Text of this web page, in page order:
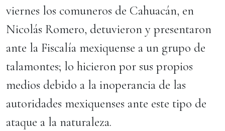
viernes los comuneros de Cahuacán, en
Nicolás Romero, detuvieron y presentaron
ante la Fiscalía mexiquense a un grupo de
talamontes; lo hicieron por sus propios
medios debido a la inoperancia de las
autoridades mexiquenses ante este tipo de
ataque a la naturaleza.